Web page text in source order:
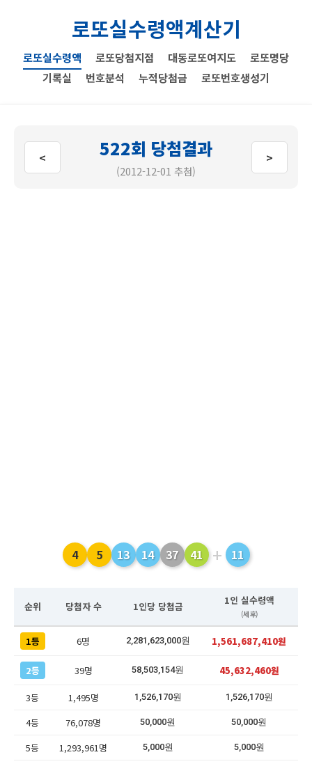
로또실수령액계산기
로또실수령액 로또당첨지점 대동로또여지도
로또명당
기록실
번호분석 누적당첨금 로또번호생성기
< 522회 당첨결과
(2012-12-01 추첨)
>
4 5 13 14 37 41 + 11
순위 당첨자 수 1인당 당첨금 1인 실수령액
(세후)
1등 6명 2,281,623,000원 1,561,687,410원
2등 39명 58,503,154원 45,632,460원
3등 1,495명 1,526,170원 1,526,170원
4등 76,078명 50,000원 50,000원
5등 1,293,961명 5,000원 5,000원